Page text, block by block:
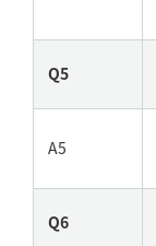
Q5
A5
Q6